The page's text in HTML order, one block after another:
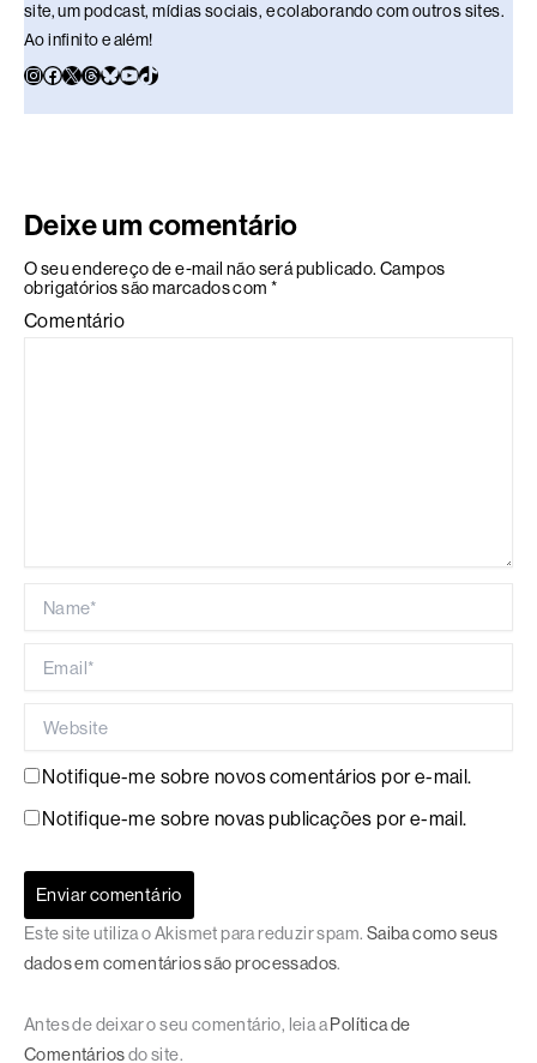
site, um podcast, mídias sociais, e colaborando com outros sites.
Ao infinito e além!
Deixe um comentário
O seu endereço de e-mail não será publicado. Campos
obrigatórios são marcados com *
Comentário
Notifique-me sobre novos comentários por e-mail.
Notifique-me sobre novas publicações por e-mail.
Este site utiliza o Akismet para reduzir spam. Saiba como seus
dados em comentários são processados.
Antes de deixar o seu comentário, leia a Política de
Comentáriosdo site.